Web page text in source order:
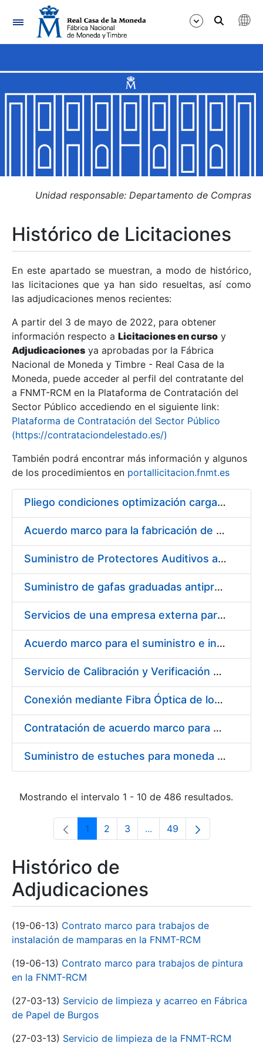
Navegación
Mostrar/Ocultar
Mostrar/Ocultar
Mostrar/Ocultar
Mostrar/Ocultar
Mostrar/Ocultar
Mostrar/Ocultar
Unidad responsable: Departamento de Compras
Histórico de Licitaciones
En este apartado se muestran, a modo de histórico,
las licitaciones que ya han sido resueltas, así como
las adjudicaciones menos recientes:
A partir del 3 de mayo de 2022, para obtener
información respecto a Licitaciones en curso y
Adjudicaciones ya aprobadas por la Fábrica
Nacional de Moneda y Timbre - Real Casa de la
Moneda, puede acceder al perfil del contratante del
a FNMT-RCM en la Plataforma de Contratación del
Sector Público accediendo en el siguiente link:
Plataforma de Contratación del Sector Público
(https://contrataciondelestado.es/)
También podrá encontrar más información y algunos
de los procedimientos en portallicitacion.fnmt.es
Pliego condiciones optimización cargas compras firmado
Acuerdo marco para la fabricación de piezas
Suministro de Protectores Auditivos a medida para las personas trabajadoras de los Centros de Trabajo de Madrid y Burgos
Suministro de gafas graduadas antiproyecciones para los trabajadores de la FNMT-RCM en los centros de trabajo de Madrid y Burgos
Servicios de una empresa externa para el asesoramiento y resolución de los recursos de alzada que se presentan relacionados con procesos de selección para la FNMT-RCM
Acuerdo marco para el suministro e instalación de persianas, estores y otros complementos
Servicio de Calibración y Verificación Externa de los Equipos de Medición del Servicio de Prevención de la FNMT-RCM
Conexión mediante Fibra Óptica de los Centros de Proceso de Datos (CPDs) de las sedes de la FNMT-RCM de Burgos y Madrid
Contratación de acuerdo marco para el Suministro de Material de Electricidad para la Fábrica Nacional de Moneda y Timbre-Real Casa de la Moneda en su centro de trabajo de Burgos
Suministro de estuches para moneda de 30 €
Mostrando el intervalo 1 - 10 de 486 resultados.
Página
1 Página
2 Página
3 ...Páginas intermedias Use
Página
49
Histórico de
Adjudicaciones
(19-06-13) Contrato marco para trabajos de
instalación de mamparas en la FNMT-RCM
(19-06-13) Contrato marco para trabajos de pintura
en la FNMT-RCM
(27-03-13) Servicio de limpieza y acarreo en Fábrica
de Papel de Burgos
(27-03-13) Servicio de limpieza de la FNMT-RCM